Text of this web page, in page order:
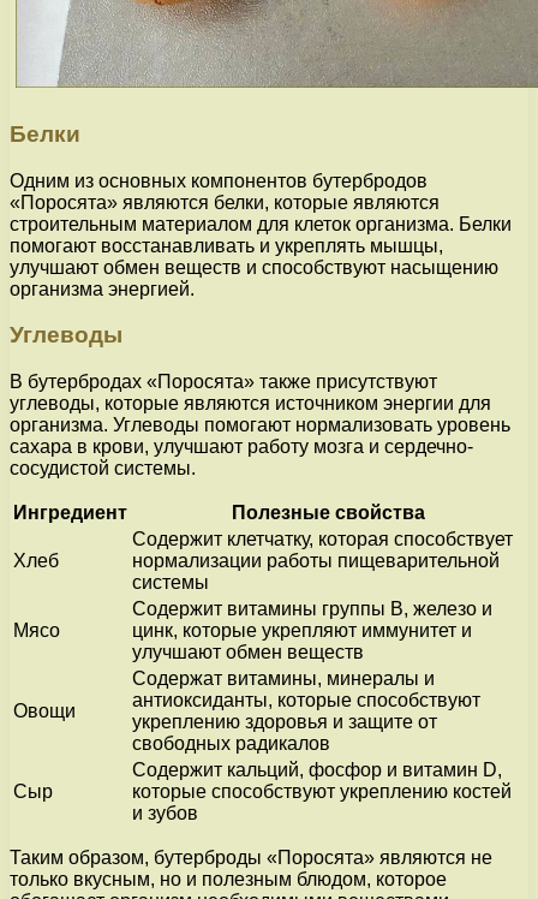
Белки
Одним из основных компонентов бутербродов
«Поросята» являются белки, которые являются
строительным материалом для клеток организма. Белки
помогают восстанавливать и укреплять мышцы,
улучшают обмен веществ и способствуют насыщению
организма энергией.
Углеводы
В бутербродах «Поросята» также присутствуют
углеводы, которые являются источником энергии для
организма. Углеводы помогают нормализовать уровень
сахара в крови, улучшают работу мозга и сердечно-
сосудистой системы.
Ингредиент Полезные свойства
Хлеб
Содержит клетчатку, которая способствует
нормализации работы пищеварительной
системы
Мясо
Содержит витамины группы В, железо и
цинк, которые укрепляют иммунитет и
улучшают обмен веществ
Овощи
Содержат витамины, минералы и
антиоксиданты, которые способствуют
укреплению здоровья и защите от
свободных радикалов
Сыр
Содержит кальций, фосфор и витамин D,
которые способствуют укреплению костей
и зубов
Таким образом, бутерброды «Поросята» являются не
только вкусным, но и полезным блюдом, которое